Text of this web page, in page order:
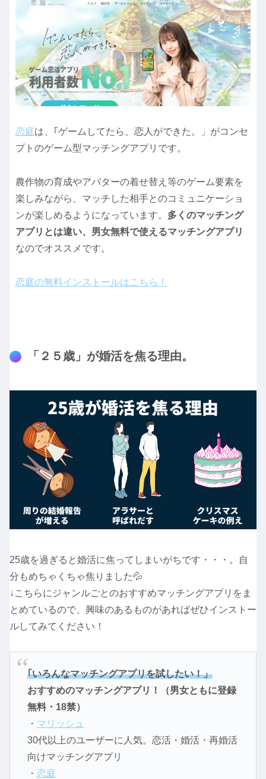
恋庭は、｢ゲームしてたら、恋人ができた。」がコンセ
プトのゲーム型マッチングアプリです。
農作物の育成やアバターの着せ替え等のゲーム要素を
楽しみながら、マッチした相手とのコミュニケーショ
ンが楽しめるようになっています。 多くのマッチング
アプリとは違い、男女無料で使えるマッチングアプリ
なのでオススメです。
恋庭の無料インストールはこちら！
「２５歳」が婚活を焦る理由。
25歳を過ぎると婚活に焦ってしまいがちです・・・。自
分もめちゃくちゃ焦りました💦
↓こちらにジャンルごとのおすすめマッチングアプリをま
とめているので、興味のあるものがあればぜひインストー
ルしてみてください！
｢いろんなマッチングアプリを試したい！」
おすすめのマッチングアプリ！（男女ともに登録
無料・18禁）
・ マリッシュ
30代以上のユーザーに人気。恋活・婚活・再婚活
向けマッチングアプリ
・ 恋庭